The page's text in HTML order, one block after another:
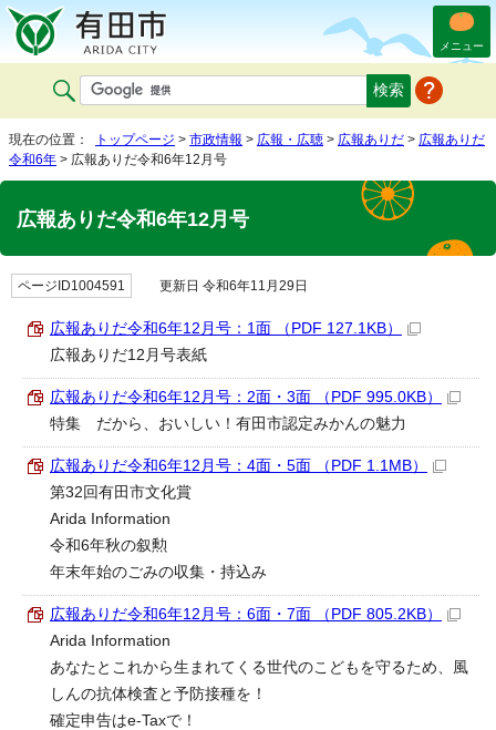
メニュー
現在の位置： トップページ > 市政情報 > 広報・広聴 > 広報ありだ > 広報ありだ
令和6年 > 広報ありだ令和6年12月号
広報ありだ令和6年12月号
ページID1004591 更新日 令和6年11月29日
広報ありだ令和6年12月号：1面 （PDF 127.1KB）
広報ありだ12月号表紙
広報ありだ令和6年12月号：2面・3面 （PDF 995.0KB）
特集 だから、おいしい！有田市認定みかんの魅力
広報ありだ令和6年12月号：4面・5面 （PDF 1.1MB）
第32回有田市文化賞
Arida Information
令和6年秋の叙勲
年末年始のごみの収集・持込み
広報ありだ令和6年12月号：6面・7面 （PDF 805.2KB）
Arida Information
あなたとこれから生まれてくる世代のこどもを守るため、風
しんの抗体検査と予防接種を！
確定申告はe-Taxで！